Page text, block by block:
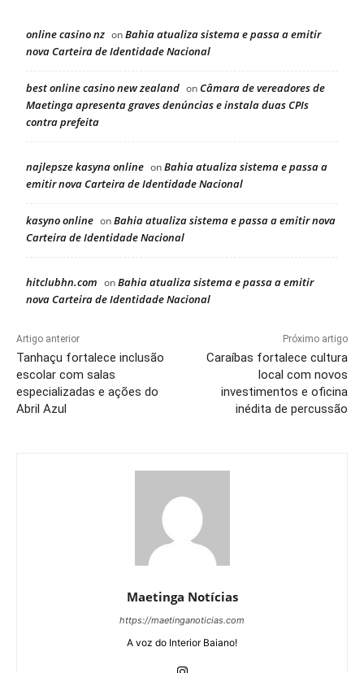
online casino nz onBahia atualiza sistema e passa a emitir
nova Carteira de Identidade Nacional
best online casino new zealand onCâmara de vereadores de
Maetinga apresenta graves denúncias e instala duas CPIs
contra prefeita
najlepsze kasyna online onBahia atualiza sistema e passa a
emitir nova Carteira de Identidade Nacional
kasyno online onBahia atualiza sistema e passa a emitir nova
Carteira de Identidade Nacional
hitclubhn.com onBahia atualiza sistema e passa a emitir
nova Carteira de Identidade Nacional
Artigo anterior
Tanhaçu fortalece inclusão
escolar com salas
especializadas e ações do
Abril Azul
Próximo artigo
Caraíbas fortalece cultura
local com novos
investimentos e oficina
inédita de percussão
Maetinga Notícias
https://maetinganoticias.com
A voz do Interior Baiano!